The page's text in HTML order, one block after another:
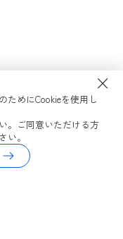
ためにCookieを使用し
。ご同意いただける方
い。
イン
サイトマップ
All rights reserved.